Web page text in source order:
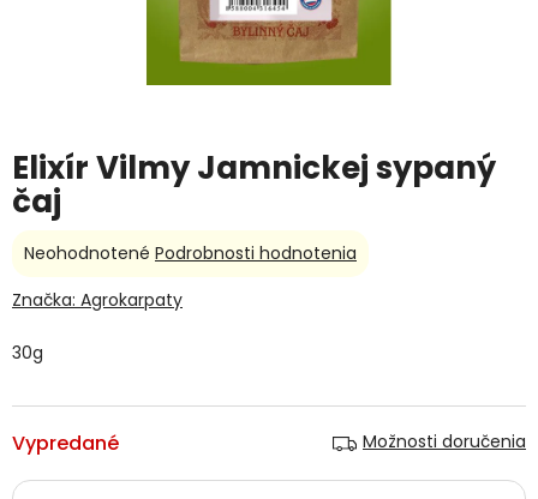
Elixír Vilmy Jamnickej sypaný
čaj
Vypredané Možnosti doručenia
30g
Priemerné
produktu
0,0
z
hviezdičiek.
Neohodnotené Podrobnosti hodnotenia
Značka: Agrokarpaty